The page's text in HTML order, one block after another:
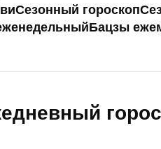
Сезонный гороскоп
Бацзы